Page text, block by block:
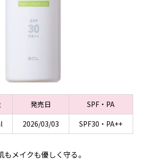
発売日
SPF・PA
2026/03/03 SPF30・PA++
メイクも優しく守る。